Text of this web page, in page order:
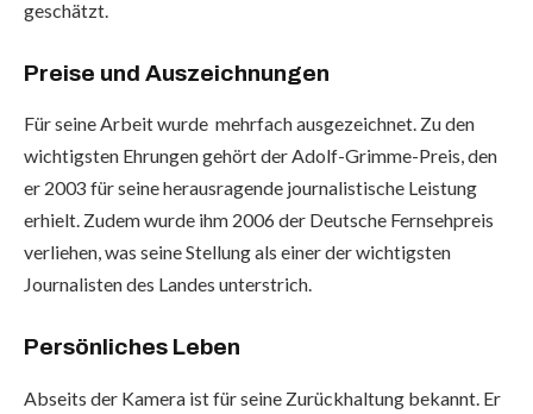
geschätzt.
Preise und Auszeichnungen
Für seine Arbeit wurde mehrfach ausgezeichnet. Zu den
wichtigsten Ehrungen gehört der Adolf-Grimme-Preis, den
er 2003 für seine herausragende journalistische Leistung
erhielt. Zudem wurde ihm 2006 der Deutsche Fernsehpreis
verliehen, was seine Stellung als einer der wichtigsten
Journalisten des Landes unterstrich.
Persönliches Leben
Abseits der Kamera ist für seine Zurückhaltung bekannt. Er